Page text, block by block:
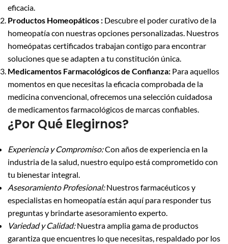
eficacia.
Productos Homeopáticos : Descubre el poder curativo de la
homeopatía con nuestras opciones personalizadas. Nuestros
homeópatas certificados trabajan contigo para encontrar
soluciones que se adapten a tu constitución única.
Medicamentos Farmacológicos de Confianza: Para aquellos
momentos en que necesitas la eficacia comprobada de la
medicina convencional, ofrecemos una selección cuidadosa
de medicamentos farmacológicos de marcas confiables.
¿Por Qué Elegirnos?
Experiencia y Compromiso:Con años de experiencia en la
industria de la salud, nuestro equipo está comprometido con
tu bienestar integral.
Asesoramiento Profesional:Nuestros farmacéuticos y
especialistas en homeopatía están aquí para responder tus
preguntas y brindarte asesoramiento experto.
Variedad y Calidad:Nuestra amplia gama de productos
garantiza que encuentres lo que necesitas, respaldado por los